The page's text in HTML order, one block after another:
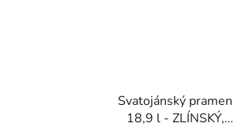
Svatojánský pramen
18,9 l - ZLÍNSKÝ,